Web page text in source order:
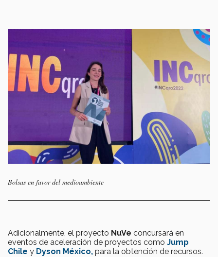
Bolsas en favor del medioambiente
Adicionalmente, el proyecto NuVe concursará en
eventos de aceleración de proyectos como Jump
Chile y Dyson México, para la obtención de recursos.